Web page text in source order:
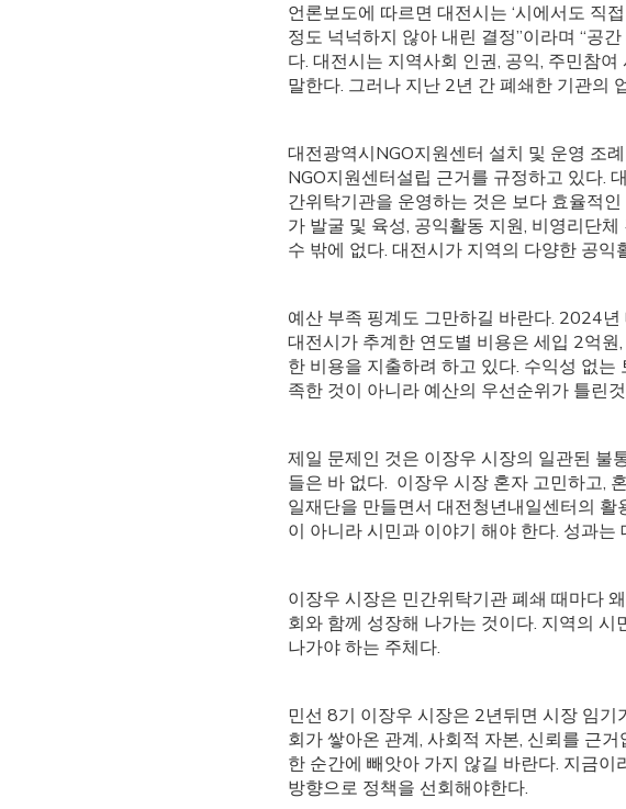
언론보도에 따르면 대전시는 ‘시에서도 직
정도 넉넉하지 않아 내린 결정”이라며 “공
다. 대전시는 지역사회 인권, 공익, 주민참
말한다. 그러나 지난 2년 간 폐쇄한 기관의
대전광역시NGO지원센터 설치 및 운영 조
NGO지원센터설립 근거를 규정하고 있다.
간위탁기관을 운영하는 것은 보다 효율적
가 발굴 및 육성, 공익활동 지원, 비영리단
수 밖에 없다. 대전시가 지역의 다양한 공
예산 부족 핑계도 그만하길 바란다. 2024
대전시가 추계한 연도별 비용은 세입 2억
한 비용을 지출하려 하고 있다. 수익성 없
족한 것이 아니라 예산의 우선순위가 틀린
제일 문제인 것은 이장우 시장의 일관된 불
들은 바 없다. 이장우 시장 혼자 고민하고,
일재단을 만들면서 대전청년내일센터의
이 아니라 시민과 이야기 해야 한다. 성과
이장우 시장은 민간위탁기관 폐쇄 때마다
회와 함께 성장해 나가는 것이다. 지역의
나가야 하는 주체다.
민선 8기 이장우 시장은 2년뒤면 시장 임
회가 쌓아온 관계, 사회적 자본, 신뢰를 근
한 순간에 빼앗아 가지 않길 바란다. 지금
방향으로 정책을 선회해야한다.